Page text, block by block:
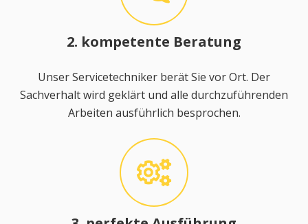
2. kompetente Beratung
Unser Servicetechniker berät Sie vor Ort. Der
Sachverhalt wird geklärt und alle durchzuführenden
Arbeiten ausführlich besprochen.